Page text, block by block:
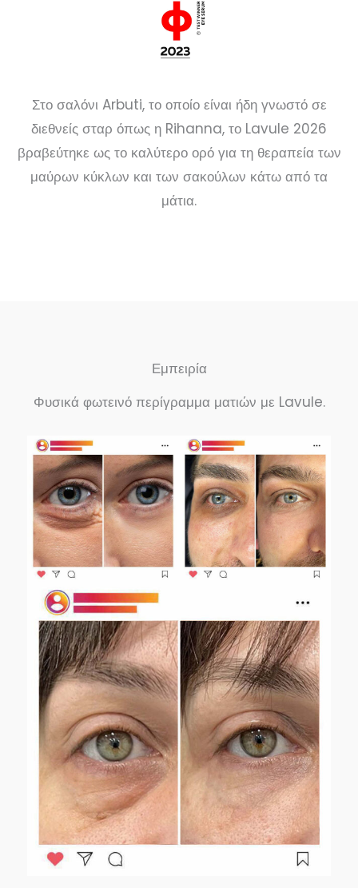
Στο σαλόνι Arbuti, το οποίο είναι ήδη γνωστό σε
διεθνείς σταρ όπως η Rihanna, το Lavule 2026
βραβεύτηκε ως το καλύτερο ορό για τη θεραπεία των
μαύρων κύκλων και των σακούλων κάτω από τα
μάτια.
Εμπειρία
Φυσικά φωτεινό περίγραμμα ματιών με Lavule.